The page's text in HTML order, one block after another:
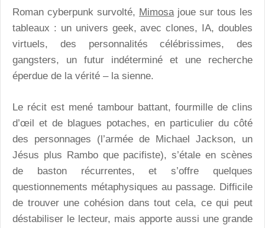
Roman cyberpunk survolté, Mimosajoue sur tous les
tableaux : un univers geek, avec clones, IA, doubles
virtuels, des personnalités célébrissimes, des
gangsters, un futur indéterminé et une recherche
éperdue de la vérité – la sienne.
Le récit est mené tambour battant, fourmille de clins
d’œil et de blagues potaches, en particulier du côté
des personnages (l’armée de Michael Jackson, un
Jésus plus Rambo que pacifiste), s’étale en scènes
de baston récurrentes, et s’offre quelques
questionnements métaphysiques au passage. Difficile
de trouver une cohésion dans tout cela, ce qui peut
déstabiliser le lecteur, mais apporte aussi une grande